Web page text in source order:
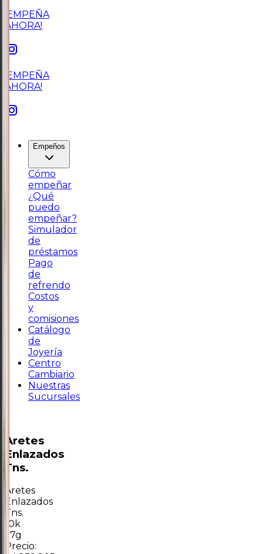
¡EMPEÑA
AHORA!
¡EMPEÑA
AHORA!
Empeños
Cómo
empeñar
¿Qué
puedo
empeñar?
Simulador
de
préstamos
Pago
de
refrendo
Costos
y
comisiones
Catálogo
de
Joyería
Centro
Cambiario
Nuestras
Sucursales
Aretes
Enlazados
Tns.
Aretes
Enlazados
Tns.
10k
1.7g
Precio: